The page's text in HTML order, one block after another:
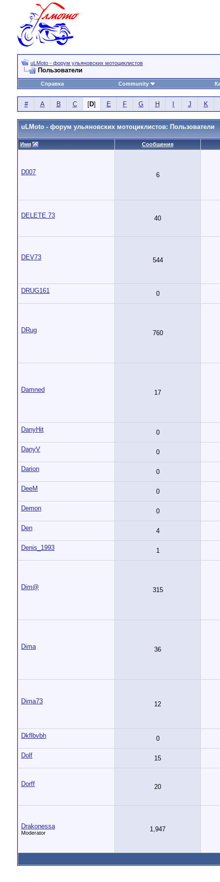
uLMoto - форум ульяновских мотоциклистов
Пользователи
Справка Community
# A B C [D] E F G H J K
uLMoto - форум ульяновских мотоциклистов: Пользователи
Имя Сообщения
D007 6
DELETE 73 40
DEV73 544
DRUG161 0
DRug 760
Damned 17
DanyHit 0
DanyV 0
Darion 0
DeeM 0
Demon 0
Den 4
Denis_1993 1
Dim@ 315
Dima 36
Dima73 12
Dkflbvbh 0
Dolf 15
Dorff 20
Drakonessa
Moderator 1,947